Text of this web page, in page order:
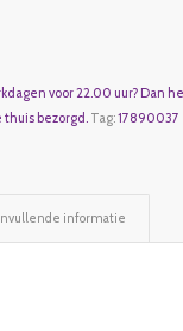
voor 22.00 uur? Dan
thuis bezorgd. Tag:17890037
informatie